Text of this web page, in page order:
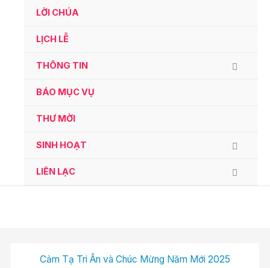
LỜI CHÚA
LỊCH LỄ
THÔNG TIN
BÁO MỤC VỤ
THƯ MỜI
SINH HOẠT
LIÊN LẠC
Cảm Tạ Tri Ân và Chúc Mừng Năm Mới 2025